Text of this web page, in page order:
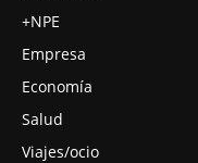
+NPE
Empresa
Economía
Salud
Viajes/ocio